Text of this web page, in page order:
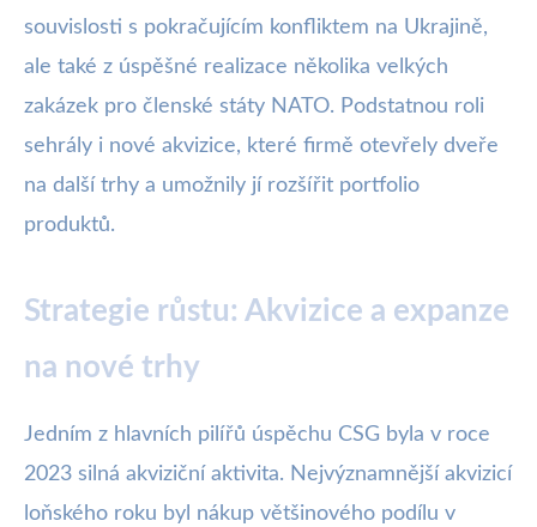
souvislosti s pokračujícím konfliktem na Ukrajině,
ale také z úspěšné realizace několika velkých
zakázek pro členské státy NATO. Podstatnou roli
sehrály i nové akvizice, které firmě otevřely dveře
na další trhy a umožnily jí rozšířit portfolio
produktů.
Strategie růstu: Akvizice a expanze
na nové trhy
Jedním z hlavních pilířů úspěchu CSG byla v roce
2023 silná akviziční aktivita. Nejvýznamnější akvizicí
loňského roku byl nákup většinového podílu v